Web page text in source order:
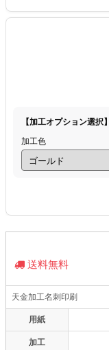
【加工オプション選択】
加工色
天金加工名刺印刷
用紙
加工
送料無料